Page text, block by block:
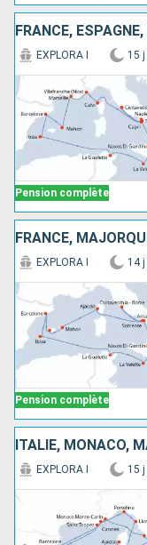
Pension complète
EXPLORA I 15 j
Pension complète
EXPLORA I 14 j
EXPLORA I 15 j